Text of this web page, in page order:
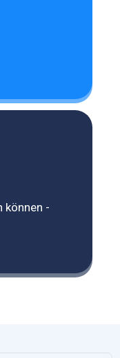
können -